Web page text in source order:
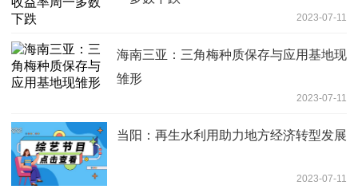
2023-07-11
海南三亚：三角梅种质保存与应用基地现
雏形
2023-07-11
当阳：再生水利用助力地方经济转型发展
2023-07-11